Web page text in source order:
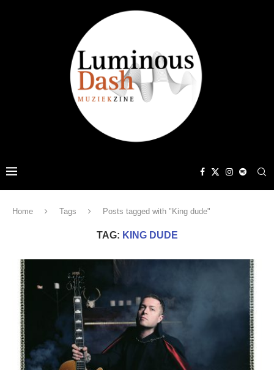
Home Tags Posts tagged with "King dude"
TAG: KING DUDE